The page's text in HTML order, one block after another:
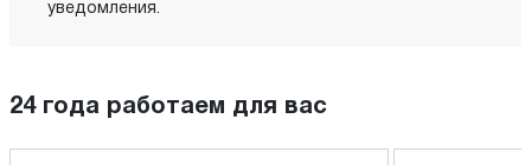
уведомления.
24 года работаем для вас